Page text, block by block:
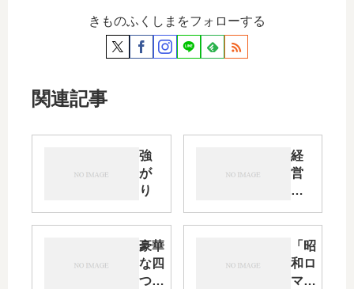
きものふくしまをフォローする
関連記事
強
が
り
経
営
の
字
で
は
な
豪華
な四
つ身
「昭
和ロ
マ